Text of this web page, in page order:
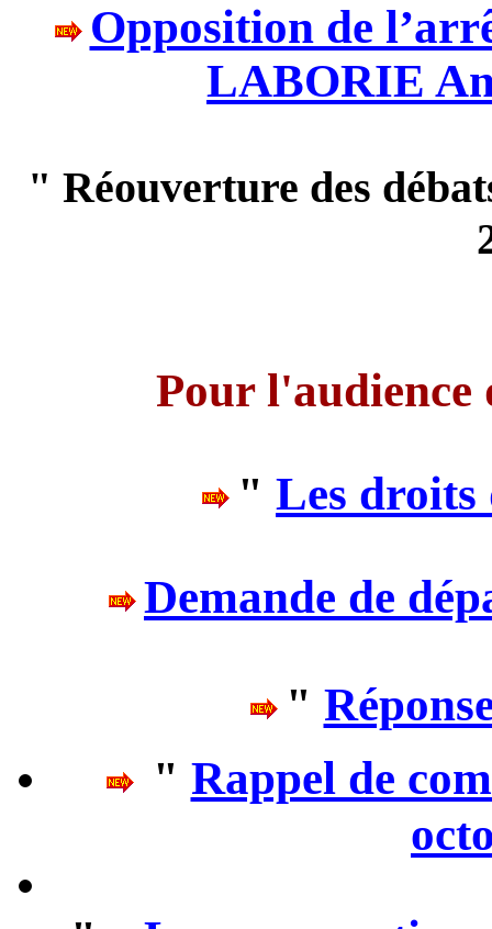
Opposition de
LABORIE
" Réouverture des
Pour l'audience
" Les
Demande de
"
" Rappel de